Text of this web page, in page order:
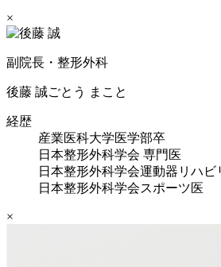
×
副院長・整形外科
後藤 誠ごとう まこと
経歴
産業医科大学医学部卒
日本整形外科学会 専門医
日本整形外科学会運動器リハビ
日本整形外科学会スポーツ医
×